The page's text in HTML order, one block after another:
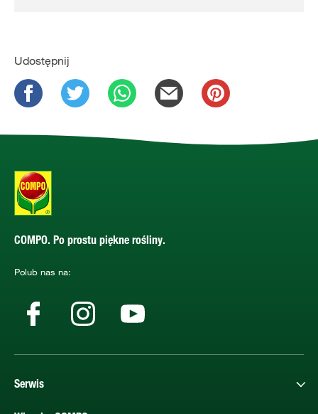
Udostępnij
COMPO. Po prostu piękne rośliny.
Polub nas na:
Serwis